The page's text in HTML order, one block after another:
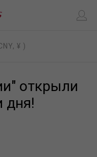
( CNY, ¥ )
открыли
дня!